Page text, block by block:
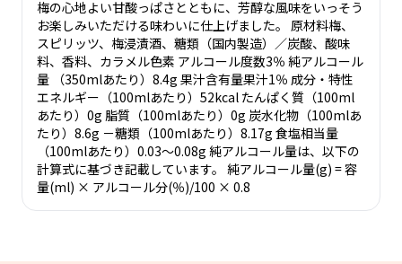
梅の心地よい甘酸っぱさとともに、芳醇な風味をいっそう
お楽しみいただける味わいに仕上げました。 原材料梅、
スピリッツ、梅浸漬酒、糖類（国内製造）／炭酸、酸味
料、香料、カラメル色素 アルコール度数3％ 純アルコール
量 （350mlあたり）8.4g 果汁含有量果汁1％ 成分・特性
エネルギー（100mlあたり）52kcal たんぱく質（100ml
あたり）0g 脂質（100mlあたり）0g 炭水化物（100mlあ
たり）8.6g －糖類（100mlあたり）8.17g 食塩相当量
（100mlあたり）0.03～0.08g 純アルコール量は、以下の
計算式に基づき記載しています。 純アルコール量(g) = 容
量(ml) × アルコール分(％)/100 × 0.8